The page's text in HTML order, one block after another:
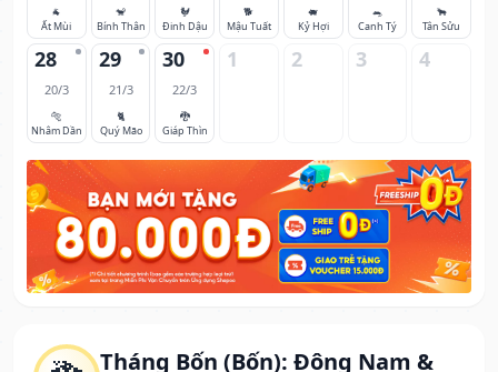
Tháng Bốn (Bốn): Đông Nam &
🐐
Ất Mùi
🐒
Bính Thân
🐓
Đinh Dậu
🐕
Mậu Tuất
🐖
Kỷ Hợi
🐀
Canh Tý
🐂
Tân Sửu
28
20/3
🐅
Nhâm Dần
29
21/3
🐈
Quý Mão
30
22/3
🐉
Giáp Thìn
1 2 3 4